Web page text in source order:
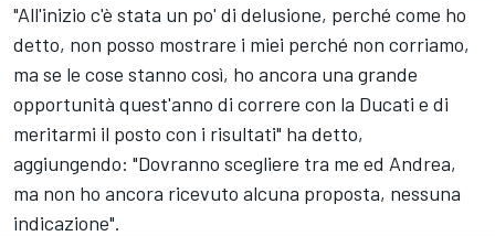
"All'inizio c'è stata un po' di delusione, perché come ho
detto, non posso mostrare i miei perché non corriamo,
ma se le cose stanno così, ho ancora una grande
opportunità quest'anno di correre con la Ducati e di
meritarmi il posto con i risultati" ha detto,
aggiungendo: "Dovranno scegliere tra me ed Andrea,
ma non ho ancora ricevuto alcuna proposta, nessuna
indicazione".